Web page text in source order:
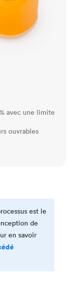
avec une limite
ouvrables
est le
de
en savoir